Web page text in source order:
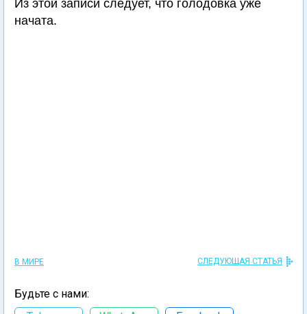
Из этой записи следует, что голодовка уже
начата.
В МИРЕ СЛЕДУЮЩАЯ СТАТЬЯ
Будьте с нами: